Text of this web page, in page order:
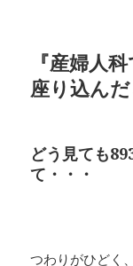
『産婦人
座り込んだ
どう見ても
て・・・
つわりがひどく